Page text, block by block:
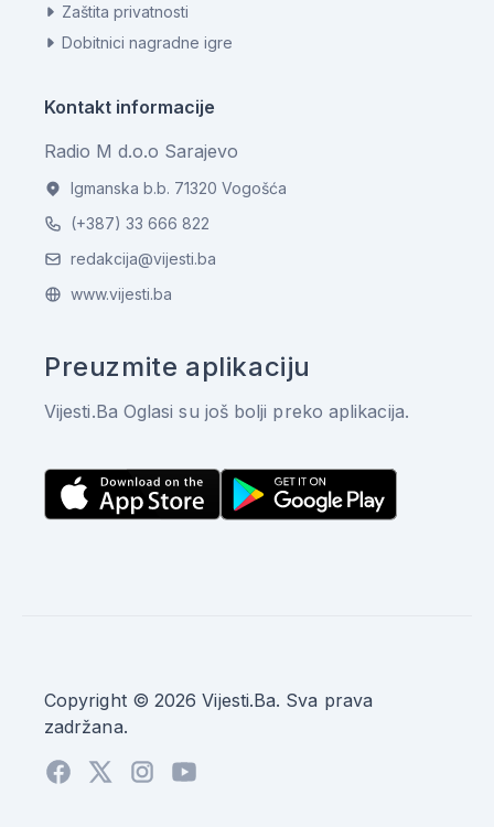
Zaštita privatnosti
Dobitnici nagradne igre
Kontakt informacije
Radio M d.o.o Sarajevo
Igmanska b.b. 71320 Vogošća
(+387) 33 666 822
redakcija@vijesti.ba
www.vijesti.ba
Preuzmite aplikaciju
Vijesti.Ba Oglasi su još bolji preko aplikacija.
Copyright © 2026 Vijesti.Ba. Sva prava
zadržana.